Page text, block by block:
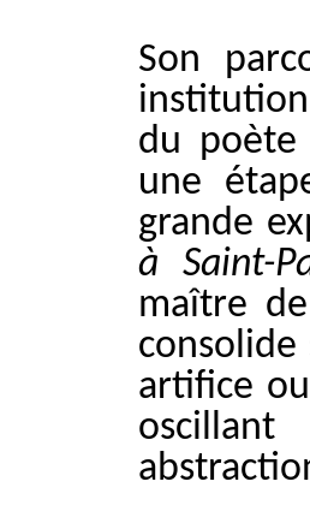
Son
du poète
une
grande
à Saint-
maître
artifice